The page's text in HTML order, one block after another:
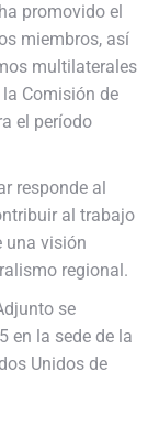
promovido el
miembros, así
multilaterales
Comisión de
el período
responde al
al trabajo
una visión
regional.
se
en la sede de la
Unidos de